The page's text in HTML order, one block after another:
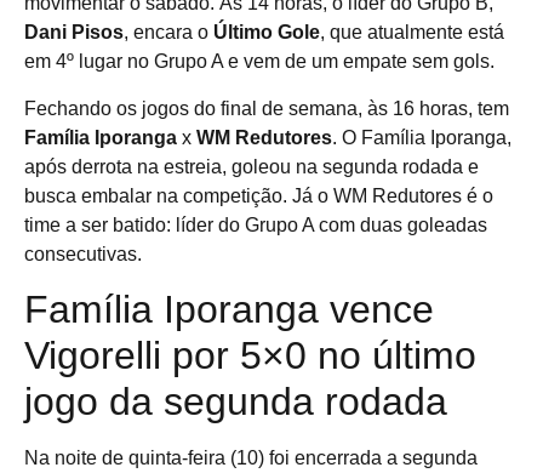
Dani Pisos, encara o Último Gole, que atualmente está
em 4º lugar no Grupo A e vem de um empate sem gols.
Fechando os jogos do final de semana, às 16 horas, tem
Família Iporanga x WM Redutores. O Família Iporanga,
após derrota na estreia, goleou na segunda rodada e
busca embalar na competição. Já o WM Redutores é o
time a ser batido: líder do Grupo A com duas goleadas
consecutivas.
Família Iporanga vence
Vigorelli por 5×0 no último
jogo da segunda rodada
Na noite de quinta-feira (10) foi encerrada a segunda